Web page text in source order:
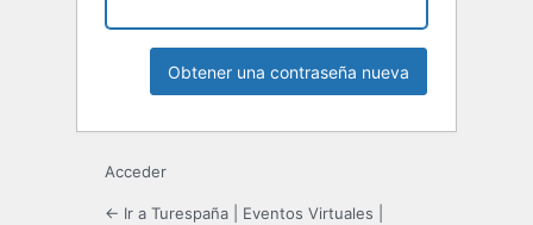
Acceder
← Ir a Turespaña | Eventos Virtuales |